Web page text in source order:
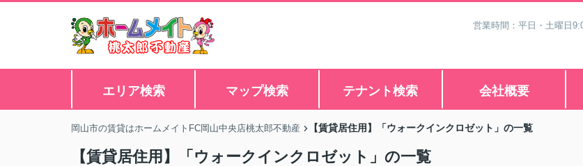
営業時間：平日・土曜日
エリア検索 マップ検索 テナント検索 会社概要
岡山市の賃貸はホームメイトFC岡山中央店桃太郎不動産 【賃貸居住用】「ウォークインクロゼット」の一覧
【賃貸居住用】「ウォークインクロゼット」の一覧